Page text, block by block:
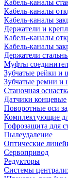
Кабель-каналы
Кабель-каналы
Кабель-каналы
Держатели и
Кабель-каналы
Кабель-каналы
Держатели
Муфты
Зубчатые рейки и
Зубчатые ремни и
Станочная
Датчики концевые
Поворотные оси
Комплектующие
Гофрозащита для
Пылеудаление
Оптические
Сервопривод
Редукторы
Системы